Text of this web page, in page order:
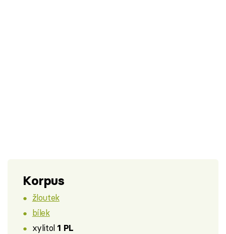
Korpus
žloutek
bílek
xylitol 1 PL